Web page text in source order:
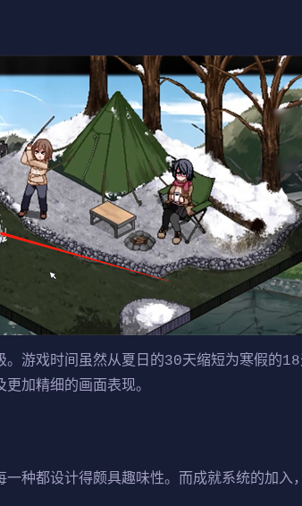
。游戏时间虽然从夏日的30天缩短为寒假的
加精细的画面表现。
种都设计得颇具趣味性。而​​成就系统的加